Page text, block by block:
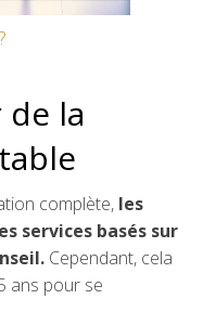
la
complète, les
services basés sur
Cependant, cela
ans pour se